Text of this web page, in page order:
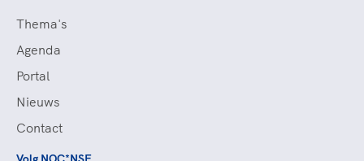
Thema's
Agenda
Portal
Nieuws
Contact